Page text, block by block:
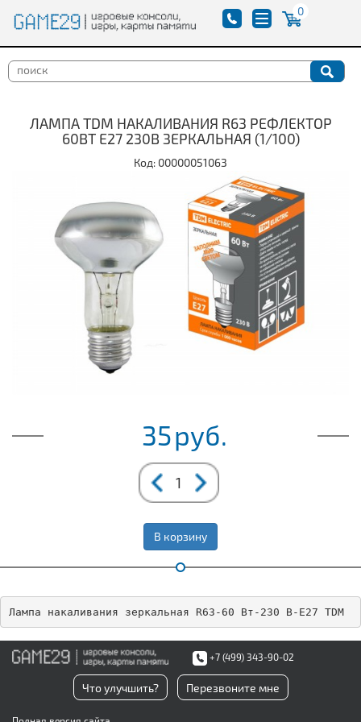
0
ЛАМПА TDM НАКАЛИВАНИЯ R63 РЕФЛЕКТОР
60ВТ Е27 230В ЗЕРКАЛЬНАЯ (1/100)
Код: 00000051063
35руб.
В корзину
Лампа накаливания зеркальная R63-60 Вт-230 В-Е27 TDM
+7 (499) 343-90-02
Что улучшить? Перезвоните мне